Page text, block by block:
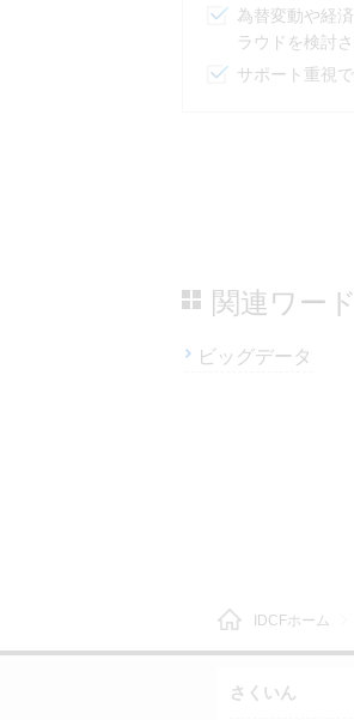
関連ワード
ビッグデータ
IDCFホーム
さくいん